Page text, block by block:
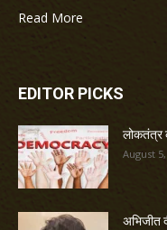
Read More
EDITOR PICKS
लोकतंत्र
August
अभिजीत